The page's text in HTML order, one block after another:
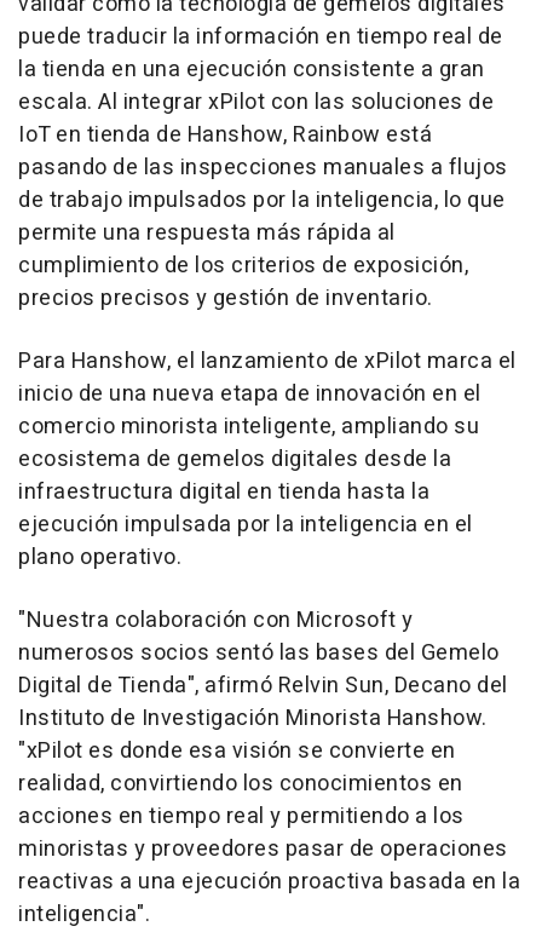
puede traducir la información en tiempo real de
la tienda en una ejecución consistente a gran
escala. Al integrar xPilot con las soluciones de
IoT en tienda de Hanshow, Rainbow está
pasando de las inspecciones manuales a flujos
de trabajo impulsados por la inteligencia, lo que
permite una respuesta más rápida al
cumplimiento de los criterios de exposición,
precios precisos y gestión de inventario.
Para Hanshow, el lanzamiento de xPilot marca el
inicio de una nueva etapa de innovación en el
comercio minorista inteligente, ampliando su
ecosistema de gemelos digitales desde la
infraestructura digital en tienda hasta la
ejecución impulsada por la inteligencia en el
plano operativo.
"Nuestra colaboración con Microsoft y
numerosos socios sentó las bases del Gemelo
Digital de Tienda", afirmó Relvin Sun, Decano del
Instituto de Investigación Minorista Hanshow.
"xPilot es donde esa visión se convierte en
realidad, convirtiendo los conocimientos en
acciones en tiempo real y permitiendo a los
minoristas y proveedores pasar de operaciones
reactivas a una ejecución proactiva basada en la
inteligencia".